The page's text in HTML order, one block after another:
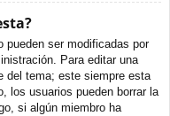
pueden ser modificadas por
Para editar una
del tema; este siempre esta
los usuarios pueden borrar la
si algún miembro ha